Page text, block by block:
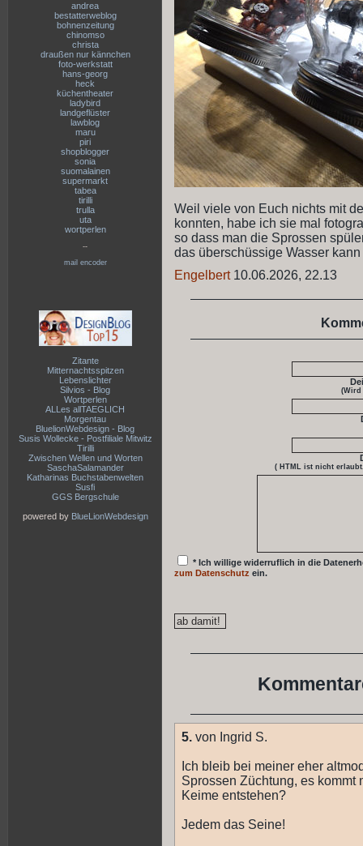
andrea
bestatterweblog
bohnenzeitung
chinomso
christa
draußen nur kännchen
foto-werkstatt
hans-georg
heck
küchentheater
ladybird
landgeflüster
lawblog
maru
piri
shopblogger
sonia
suomalainen
supermarkt
tabea
tirilli
trulla
uta
wortperlen
--
mail encoder
Zitante
Mitternachtsspitzen
Lebenslichter
Silvios - Blog
Wortperlen
ALLes allTAEGLICH
Morgentau
BluelionWebdesign - Blog
Susis Wollecke - Postfiliale Mitwitz
Tirilli
Zwischen Wellen und Worten
SaschaSalamander
Katharinas Buchstabenwelten
Susfi
GGS Bergschule
powered by BlueLionWebdesign
Weil viele von Euch nichts mit
konnten, habe ich sie mal
so dass man die Sprossen
das überschüssige Wasser
Engelbert10.06.2026, 22.13
(Wird
( HTML ist nicht
* Ich willige widerruflich in die
zum Datenschutz ein.
5. von Ingrid S.
Ich bleib bei meiner eher
Sprossen Züchtung, es kommt
Keime entstehen?
Jedem das Seine!